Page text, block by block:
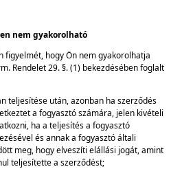
nem gyakorolható
figyelmét, hogy Ön nem gyakorolhatja
Rendelet 29. §. (1) bekezdésében foglalt
teljesítése után, azonban ha szerződés
a fogyasztó számára, jelen kivételi
ha a teljesítés a fogyasztó
és annak a fogyasztó általi
meg, hogy elveszíti elállási jogát, amint
teljesítette a szerződést;